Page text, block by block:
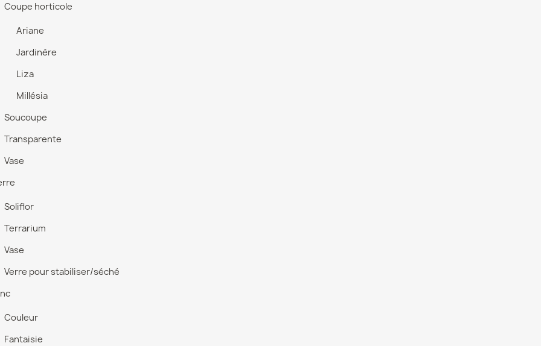
Coupe horticole
Ariane
Jardinère
Liza
Millésia
Soucoupe
Transparente
Vase
Soliflor
Terrarium
Vase
Verre pour stabiliser/séché
Couleur
Fantaisie